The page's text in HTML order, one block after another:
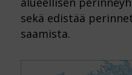
sekä edistää
saamista.